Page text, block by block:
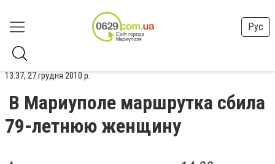
Рус
13:37, 27 грудня 2010 р.
В Мариуполе маршрутка сбила
79-летнюю женщину